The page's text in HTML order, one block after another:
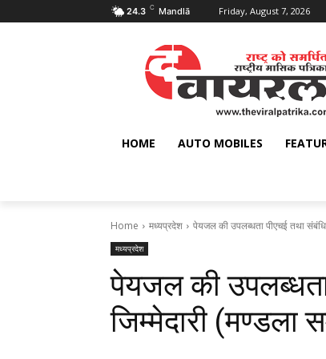
24.3 C Mandlā Friday, August 7, 2026
HOME AUTO MOBILES
Home मध्यप्रदेश पेयजल की उपलब्धता पीएचई तथा
मध्यप्रदेश
पेयजल की
जिम्मेदारी (मण्‍डला